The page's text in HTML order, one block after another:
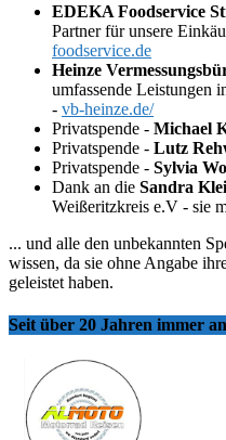
EDEKA Foodservice
Partner für unsere
foodservice.de
Heinze
umfassende Leistungen
- vb-heinze.de/
Privatspende - Michael
Privatspende - Lutz
Privatspende - Sylvia
Dank an die Sandra
Weißeritzkreis e.V - sie
... und alle den unbekannten
wissen, da sie ohne Angabe
geleistet haben.
Seit über 20 Jahren immer